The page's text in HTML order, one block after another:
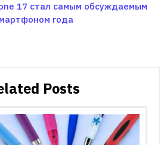
17 стал самым обсуждаемым
года
Posts